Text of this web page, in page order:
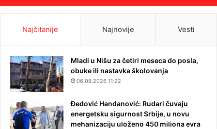
Najčitanije Najnovije Vesti
Mladi u Nišu za četiri meseca do posla,
obuke ili nastavka školovanja
06.08.2026 11:22
Đedović Handanović: Rudari čuvaju
energetsku sigurnost Srbije, u novu
mehanizaciju uloženo 450 miliona evra